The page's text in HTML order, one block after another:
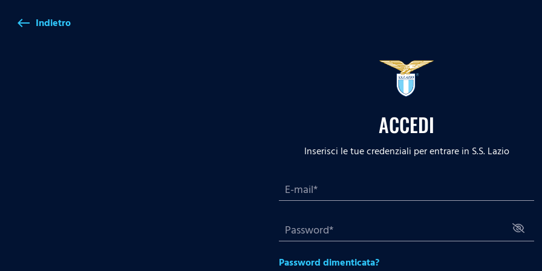
west Indietro
ACCEDI
Inserisci le tue credenziali per entrare in S.S. Lazio
Password dimenticata?